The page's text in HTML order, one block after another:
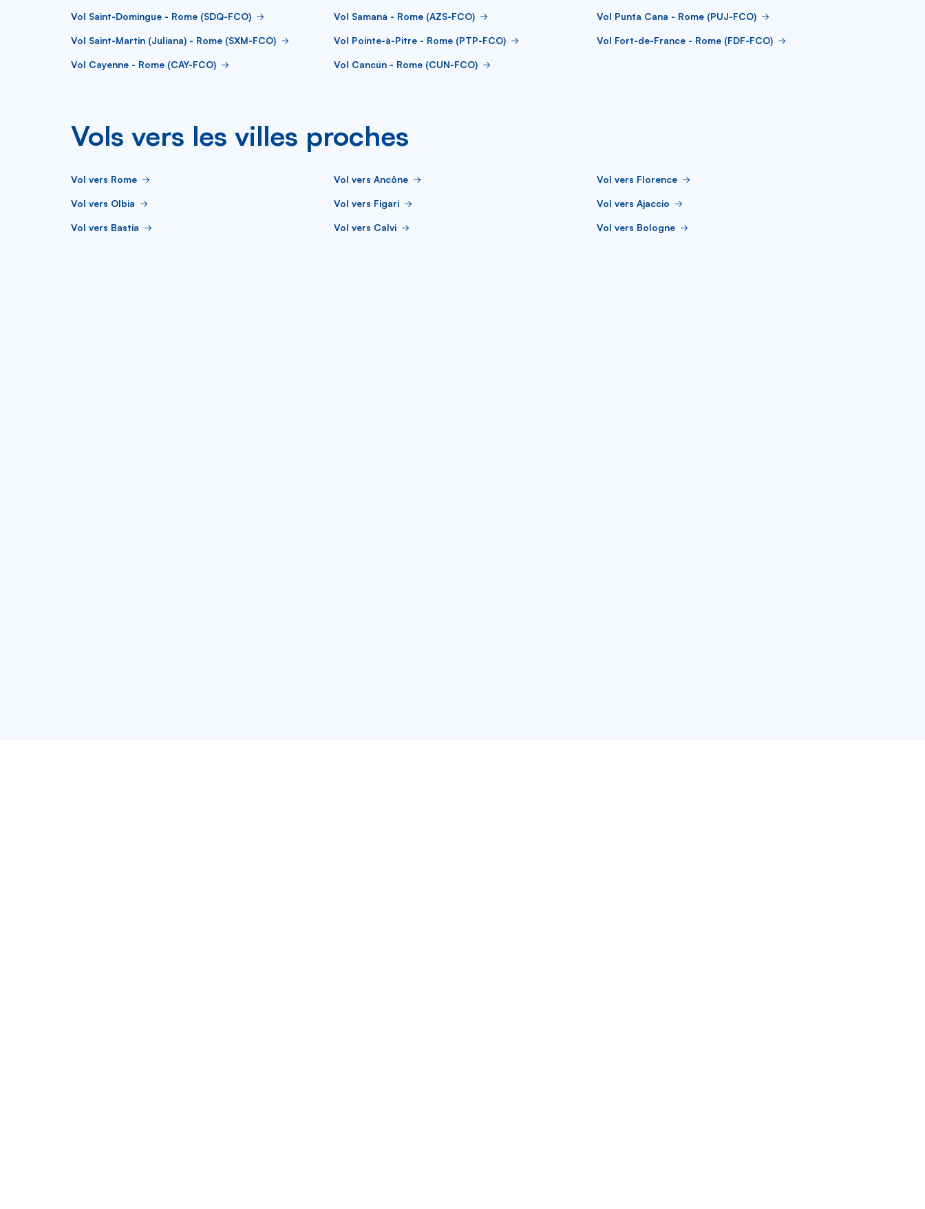
Vol Saint-Domingue - Rome (SDQ-FCO) Vol Samaná - Rome (AZS-FCO) Vol Punta Cana - Rome (PUJ-FCO)
Vol Saint-Martin (Juliana) - Rome (SXM-FCO) Vol Pointe-à-Pitre - Rome (PTP-FCO) Vol Fort-de-France - Rome (FDF-FCO)
Vol Cayenne - Rome (CAY-FCO) Vol Cancún - Rome (CUN-FCO)
Vols vers les villes proches
Vol vers Rome Vol vers Ancône Vol vers Florence
Vol vers Olbia Vol vers Figari Vol vers Ajaccio
Vol vers Bastia Vol vers Calvi Vol vers Bologne